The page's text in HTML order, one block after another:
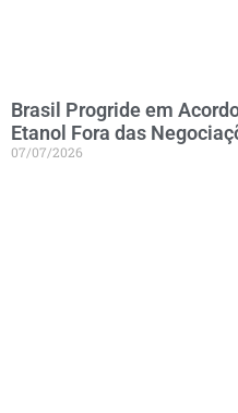
Brasil Progride em
Etanol Fora das
07/07/2026